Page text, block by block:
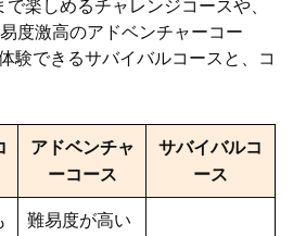
楽しめるチャレンジコースや、
度激高のアドベンチャーコー
験できるサバイバルコースと、コ
アドベンチャ
ーコース
サバイバルコ
ース
難易度が高い